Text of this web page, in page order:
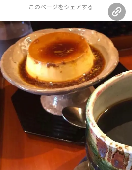
静岡エリア
愛知
三重エリア
滋賀
京都エリア
大阪
北摂エリア
堺・
河内エリア
兵庫
奈良エリア
和歌
鳥取エリア
島根
岡山エリア
山口エリア
徳島
香川エリア
愛媛
高知エリア
福岡
このページをシェアする